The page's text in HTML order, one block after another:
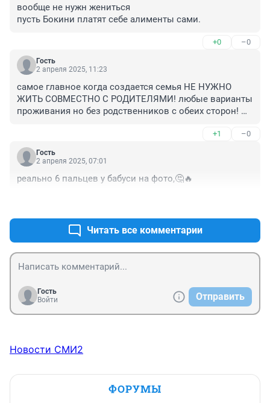
вообще не нужн жениться
пусть Бокини платят себе алименты сами.
+0 –0
Гость
2 апреля 2025, 11:23
самое главное когда создается семья НЕ НУЖНО
ЖИТЬ СОВМЕСТНО С РОДИТЕЛЯМИ! любые варианты
проживания но без родственников с обеих сторон!
+1 –0
Гость
2 апреля 2025, 07:01
реально 6 пальцев у бабуси на фото,🤔🔥
Читать все комментарии
Гость
Войти
Отправить
Новости СМИ2
ФОРУМЫ